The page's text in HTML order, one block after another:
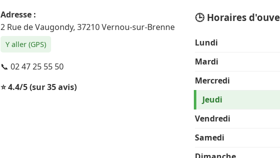
Adresse :
2 Rue de Vaugondy, 37210 Vernou-sur-Brenne
Y aller (GPS)
📞 02 47 25 55 50
⭐ 4.4/5(sur 35 avis)
🕒 Horaires
Lundi
Mardi
Mercredi
Jeudi
Vendredi
Samedi